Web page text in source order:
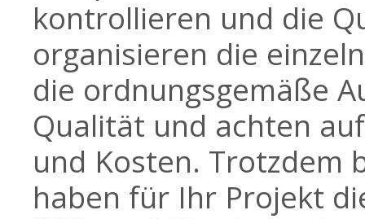
kontrollieren und die
organisieren die
die ordnungsgemäße
Qualität und achten
und Kosten. Trotzdem
haben für Ihr Projekt